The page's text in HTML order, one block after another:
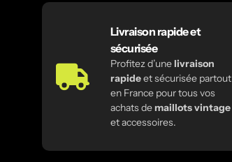
Livraison rapide et
sécurisée
Profitez d’unelivraison
rapideet sécurisée partout
en France pour tous vos
achats demaillots vintage
et accessoires.